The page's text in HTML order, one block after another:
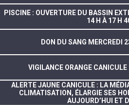
PISCINE : OUVERTURE DU BASSIN
14 H À 17 H
DON DU SANG MERCREDI
VIGILANCE ORANGE
ALERTE JAUNE CANICULE : LA
CLIMATISATION, ÉLARGIE SES
AUJOURD’HUI ET